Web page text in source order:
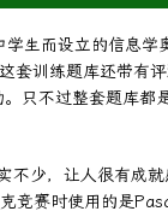
生而设立的信息学
套训练题库还带有
只不过整套题库都
不少，让人很有成
竞赛时使用的是